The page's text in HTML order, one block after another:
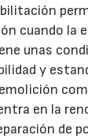
cuando la
unas
y
en la
de